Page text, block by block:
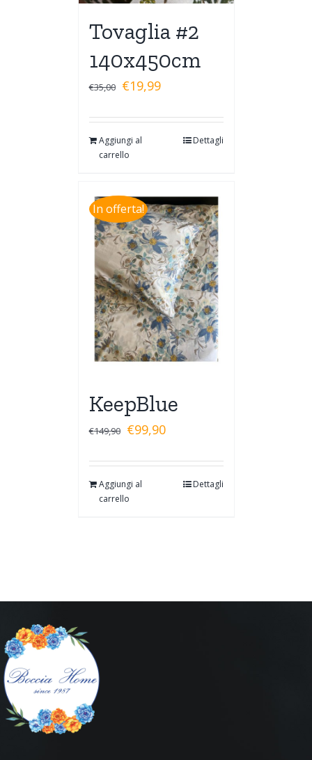
Tovaglia #2
140x450cm
€35,00 €19,99
Aggiungi al
carrello
Dettagli
In offerta!
KeepBlue
€149,90 €99,90
Aggiungi al
carrello
Dettagli